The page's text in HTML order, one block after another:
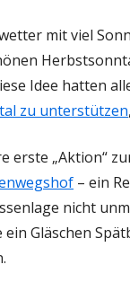
mit viel
Idee hatten
zu unterstützen
erste „Aktion“
– ein
nicht
Gläschen